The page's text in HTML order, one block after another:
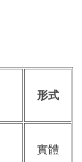
形式
實體